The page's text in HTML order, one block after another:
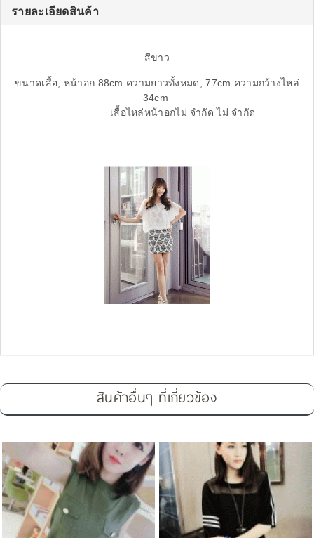
รายละเอียดสินค้า
สีขาว
ขนาดเสื้อ, หน้าอก 88cm ความยาวทั้งหมด, 77cm ความกว้างไหล่
34cm
เสื้อไหล่หน้าอกไม่ จำกัด ไม่ จำกัด
สินค้าอื่นๆ ที่เกี่ยวข้อง